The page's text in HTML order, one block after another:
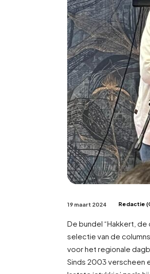
19 maart 2024 Redactie
De bundel “Hakkert,
selectie van de
voor het regionale
Sinds 2003 verscheen